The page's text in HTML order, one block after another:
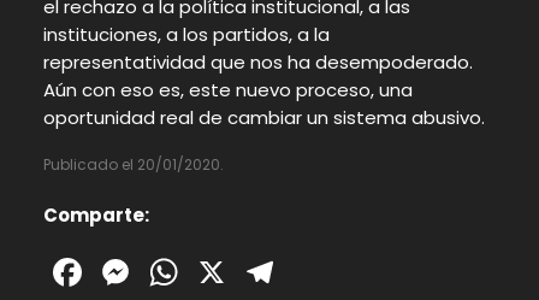
el rechazo a la política institucional, a las
instituciones, a los partidos, a la
representatividad que nos ha desempoderado.
Aún con eso es, este nuevo proceso, una
oportunidad real de cambiar un sistema abusivo.
Publicado el 20/01/2020.
Comparte:
Facebook
Messenger
WhatsApp
X